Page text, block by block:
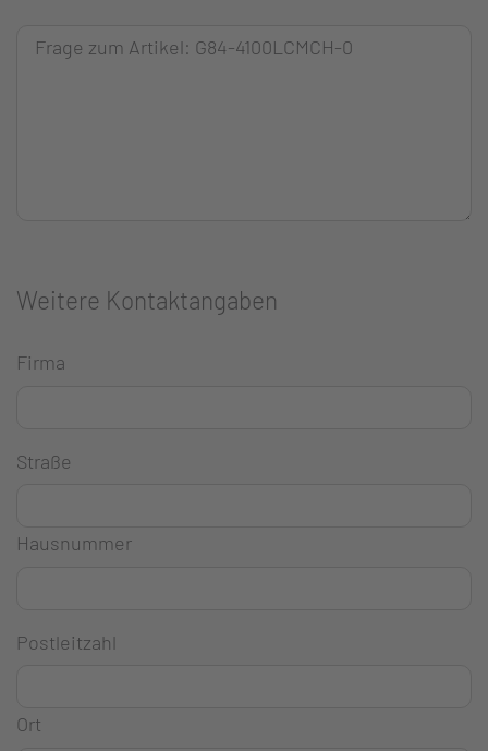
Weitere Kontaktangaben
Firma
Straße
Hausnummer
Postleitzahl
Ort